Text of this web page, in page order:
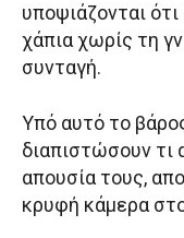
υποψιάζονται
χάπια χωρίς τη
συνταγή.
Υπό αυτό το
διαπιστώσουν τι
απουσία τους,
κρυφή κάμερα